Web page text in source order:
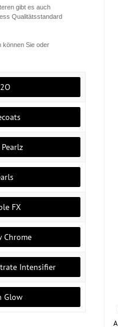
gibt es auch
Qualitätsstandard
können Sie oder
Pearlz
FX
Chrome
Intensifier
Glow